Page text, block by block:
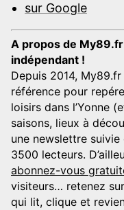
sur Google
A propos de
indépendant !
Depuis 2014,
référence pour
loisirs dans l’Yonne
saisons, lieux à
une newslettre
3500 lecteurs.
abonnez-vous
visiteurs… retenez
qui lit, clique et